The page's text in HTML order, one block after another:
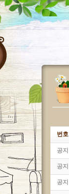
번호
공지
공지
공지